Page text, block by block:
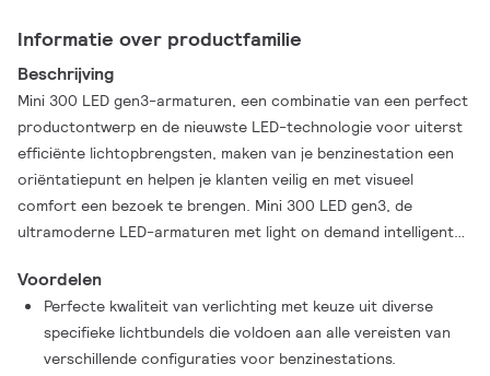
Informatie over productfamilie
Beschrijving
Mini 300 LED gen3-armaturen, een combinatie van een perfect
productontwerp en de nieuwste LED-technologie voor uiterst
efficiënte lichtopbrengsten, maken van je benzinestation een
oriëntatiepunt en helpen je klanten veilig en met visueel
comfort een bezoek te brengen. Mini 300 LED gen3, de
ultramoderne LED-armaturen met light on demand intelligente
niveau door te dimmen, maar zorgt tegelijkertijd voor
voldoende verlichting voor oriëntatie en veiligheid. De
lichtscenario's kunnen bij de eerste installatie of tijdens de
levensduur van de producten aan je voorkeur worden
Voordelen
Perfecte kwaliteit van verlichting met keuze uit diverse
specifieke lichtbundels die voldoen aan alle vereisten van
verschillende configuraties voor benzinestations.